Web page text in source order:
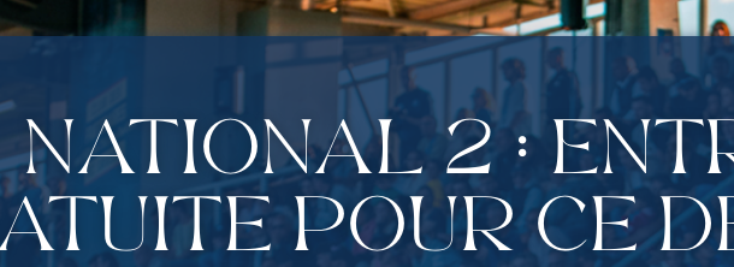
National 2 :
pour ce